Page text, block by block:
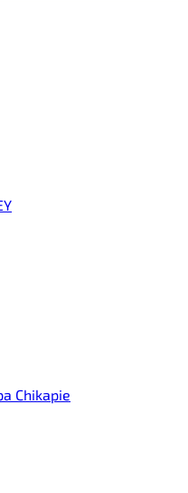
Chikapie